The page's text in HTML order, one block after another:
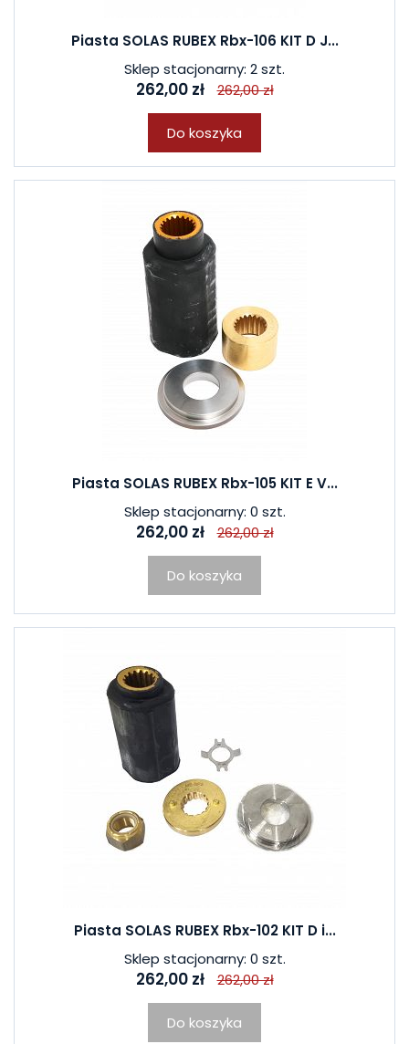
Piasta SOLAS RUBEX Rbx-106 KIT D J...
Sklep stacjonarny: 2 szt.
262,00 zł 262,00 zł
Do koszyka
Piasta SOLAS RUBEX Rbx-105 KIT E V...
Sklep stacjonarny: 0 szt.
262,00 zł 262,00 zł
Do koszyka
Piasta SOLAS RUBEX Rbx-102 KIT D i...
Sklep stacjonarny: 0 szt.
262,00 zł 262,00 zł
Do koszyka